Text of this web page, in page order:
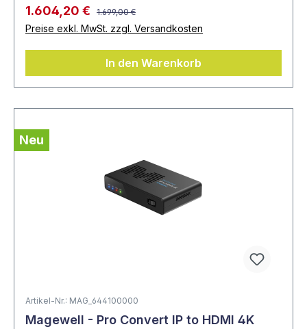
1.604,20 € 1.699,00 €
Preise exkl. MwSt. zzgl. Versandkosten
In den Warenkorb
Neu
Artikel-Nr.: MAG_644100000
Magewell - Pro Convert IP to HDMI 4K